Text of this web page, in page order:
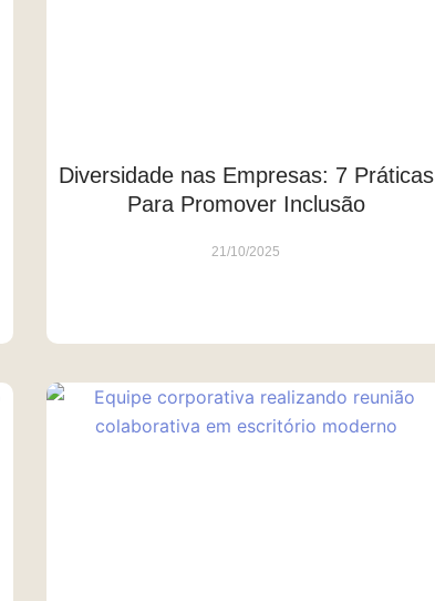
Diversidade nas Empresas: 7 Práticas
Para Promover Inclusão
21/10/2025